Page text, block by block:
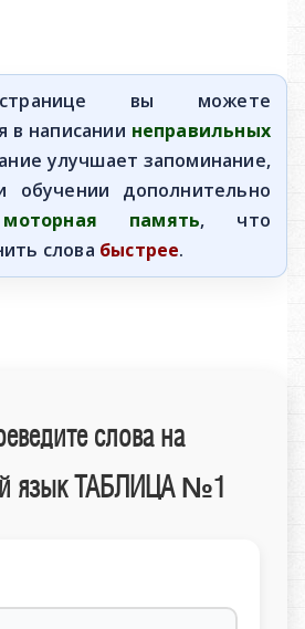
вы можете
в написании неправильных
улучшает запоминание,
обучении дополнительно
моторная память, что
слова быстрее.
слова на
язык ТАБЛИЦА №1